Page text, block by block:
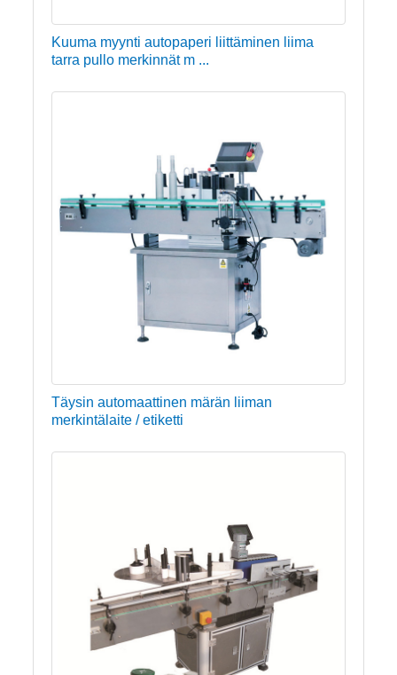
Kuuma myynti autopaperi liittäminen liima
tarra pullo merkinnät m ...
Täysin automaattinen märän liiman
merkintälaite / etiketti